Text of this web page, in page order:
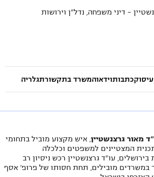
– דיני משפחה, נדל"ן וירושות
כתבותוידאוהמשרד בתקשורתגלריה
מאור גרצנשטיין , איש מקצוע מוביל בתחומי
המצטיינים למשפטים וכלכלה
עו"ד גרצנשטיין רכש ניסיון רב
במשרדים מובילים, תחת חסותו של פרופ' אסף